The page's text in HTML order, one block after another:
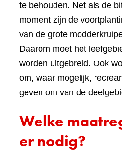
te behouden. Net als de
moment zijn de
van de grote
Daarom moet het
worden uitgebreid. Ook
om, waar mogelijk,
geven om van de
Welke
er nodig?